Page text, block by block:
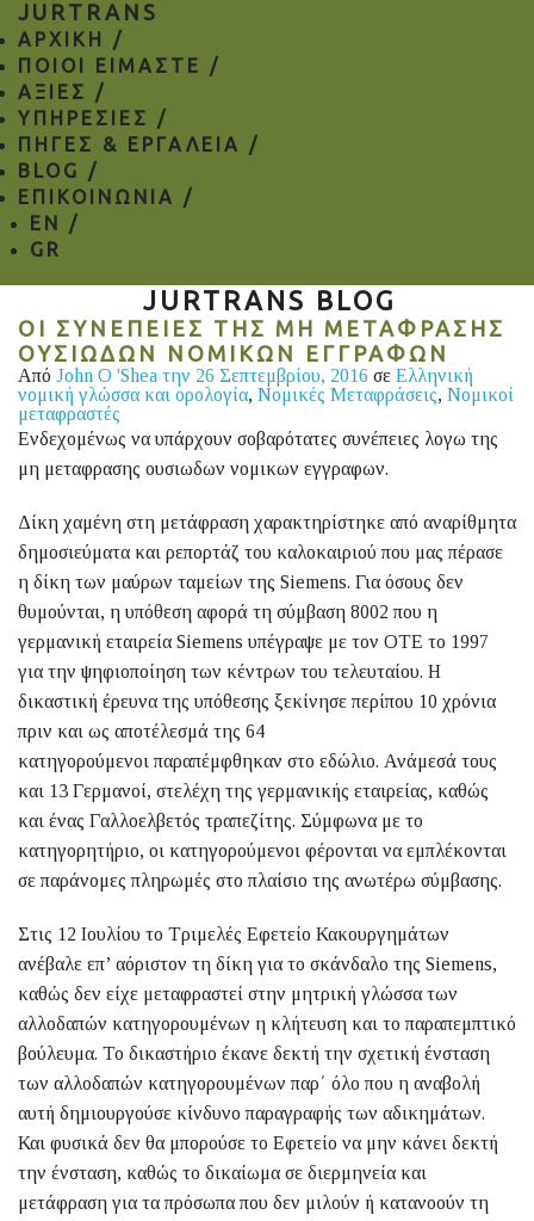
JURTRANS
ΑΡΧΙΚΗ /
ΠΟΙΟΙ ΕΙΜΑΣΤΕ /
ΑΞΙΕΣ /
ΥΠΗΡΕΣΙΕΣ /
ΠΗΓΕΣ & ΕΡΓΑΛΕΙΑ /
BLOG /
ΕΠΙΚΟΙΝΩΝΙΑ /
EN
/
GR
JURTRANS BLOG
ΟΙ ΣΥΝΕΠΕΙΕΣ ΤΗΣ ΜΗ ΜΕΤΑΦΡΑΣΗΣ
ΟΥΣΙΩΔΩΝ ΝΟΜΙΚΩΝ ΕΓΓΡΑΦΩΝ
Από John O 'Shea την 26 Σεπτεμβρίου, 2016 σε Ελληνική
νομική γλώσσα και ορολογία, Νομικές Μεταφράσεις, Νομικοί
μεταφραστές
Ενδεχομένως να υπάρχουν σοβαρότατες συνέπειες λογω της
μη μεταφρασης ουσιωδων νομικων εγγραφων.
Δίκη χαμένη στη μετάφραση χαρακτηρίστηκε από αναρίθμητα
δημοσιεύματα και ρεπορτάζ του καλοκαιριού που μας πέρασε
η δίκη των μαύρων ταμείων της Siemens. Για όσους δεν
θυμούνται, η υπόθεση αφορά τη σύμβαση 8002 που η
γερμανική εταιρεία Siemens υπέγραψε με τον ΟΤΕ το 1997
για την ψηφιοποίηση των κέντρων του τελευταίου. Η
δικαστική έρευνα της υπόθεσης ξεκίνησε περίπου 10 χρόνια
πριν και ως αποτέλεσμά της 64
κατηγορούμενοι παραπέμφθηκαν στο εδώλιο. Ανάμεσά τους
και 13 Γερμανοί, στελέχη της γερμανικής εταιρείας, καθώς
και ένας Γαλλοελβετός τραπεζίτης. Σύμφωνα με το
κατηγορητήριο, οι κατηγορούμενοι φέρονται να εμπλέκονται
σε παράνομες πληρωμές στο πλαίσιο της ανωτέρω σύμβασης.
Στις 12 Ιουλίου το Τριμελές Εφετείο Κακουργημάτων
ανέβαλε επ’ αόριστον τη δίκη για το σκάνδαλο της Siemens,
καθώς δεν είχε μεταφραστεί στην μητρική γλώσσα των
αλλοδαπών κατηγορουμένων η κλήτευση και το παραπεμπτικό
βούλευμα. Το δικαστήριο έκανε δεκτή την σχετική ένσταση
των αλλοδαπών κατηγορουμένων παρ΄ όλο που η αναβολή
αυτή δημιουργούσε κίνδυνο παραγραφής των αδικημάτων.
Και φυσικά δεν θα μπορούσε το Εφετείο να μην κάνει δεκτή
την ένσταση, καθώς το δικαίωμα σε διερμηνεία και
μετάφραση για τα πρόσωπα που δεν μιλούν ή κατανοούν τη